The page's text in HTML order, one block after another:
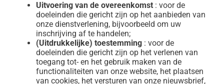
Uitvoering van de overeenkomst : voor de
doeleinden die gericht zijn op het aanbieden van
onze dienstverlening, bijvoorbeeld om uw
inschrijving af te handelen;
(Uitdrukkelijke) toestemming : voor de
doeleinden die gericht zijn op het verlenen van
toegang tot- en het gebruik maken van de
functionaliteiten van onze website, het plaatsen
van cookies, het versturen van onze nieuwsbrief,